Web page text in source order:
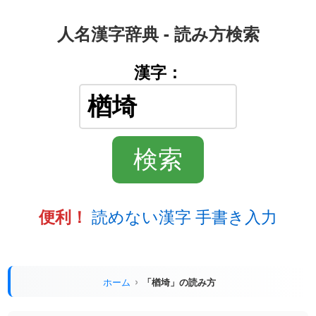
人名漢字辞典 - 読み方検索
漢字：
便利！ 読めない漢字 手書き入力
ホーム 「楢埼」の読み方